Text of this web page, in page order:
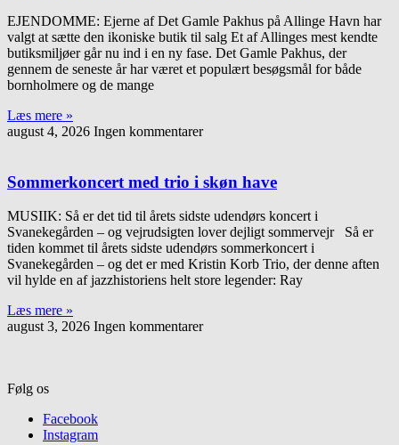
EJENDOMME: Ejerne af Det Gamle Pakhus på Allinge Havn har
valgt at sætte den ikoniske butik til salg Et af Allinges mest kendte
butiksmiljøer går nu ind i en ny fase. Det Gamle Pakhus, der
gennem de seneste år har været et populært besøgsmål for både
bornholmere og de mange
Læs mere »
august 4, 2026 Ingen kommentarer
Sommerkoncert med trio i skøn have
MUSIIK: Så er det tid til årets sidste udendørs koncert i
Svanekegården – og vejrudsigten lover dejligt sommervejr Så er
tiden kommet til årets sidste udendørs sommerkoncert i
Svanekegården – og det er med Kristin Korb Trio, der denne aften
vil hylde en af jazzhistoriens helt store legender: Ray
Læs mere »
august 3, 2026 Ingen kommentarer
Følg os
Facebook
Instagram